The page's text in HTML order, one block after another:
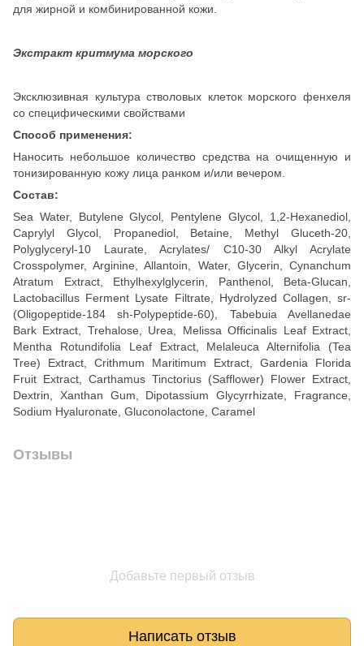
для жирной и комбинированной кожи.
Экстракт критмума морского
Эксклюзивная культура стволовых клеток морского фенхеля
со специфическими свойствами
Способ применения:
Наносить небольшое количество средства на очищенную и
тонизированную кожу лица ранком и/или вечером.
Состав:
Sea Water, Butylene Glycol, Pentylene Glycol, 1,2-Hexanediol,
Caprylyl Glycol, Propanediol, Betaine, Methyl Gluceth-20,
Polyglyceryl-10 Laurate, Acrylates/ C10-30 Alkyl Acrylate
Crosspolymer, Arginine, Allantoin, Water, Glycerin, Cynanchum
Atratum Extract, Ethylhexylglycerin, Panthenol, Beta-Glucan,
Lactobacillus Ferment Lysate Filtrate, Hydrolyzed Collagen, sr-
(Oligopeptide-184 sh-Polypeptide-60), Tabebuia Avellanedae
Bark Extract, Trehalose, Urea, Melissa Officinalis Leaf Extract,
Mentha Rotundifolia Leaf Extract, Melaleuca Alternifolia (Tea
Tree) Extract, Crithmum Maritimum Extract, Gardenia Florida
Fruit Extract, Carthamus Tinctorius (Safflower) Flower Extract,
Dextrin, Xanthan Gum, Dipotassium Glycyrrhizate, Fragrance,
Sodium Hyaluronate, Gluconolactone, Caramel
Отзывы
Добавьте первый отзыв
Написать отзыв